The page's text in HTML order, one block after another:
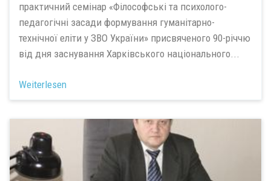
практичний семінар «Філософські та психолого-
педагогічні засади формування гуманітарно-
технічної еліти у ЗВО України» присвяченого 90-річчю
від дня заснування Харківського національного...
Weiterlesen